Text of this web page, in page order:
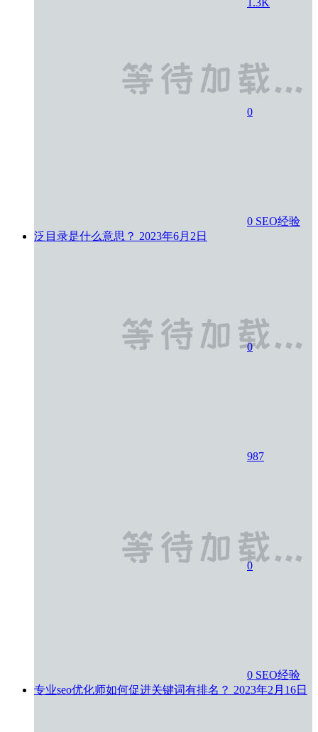
0
0 SEO经验
泛目录是什么意思？ 2023年6月2日
0
987
0
0 SEO经验
专业seo优化师如何促进关键词有排名？ 2023年2月16日